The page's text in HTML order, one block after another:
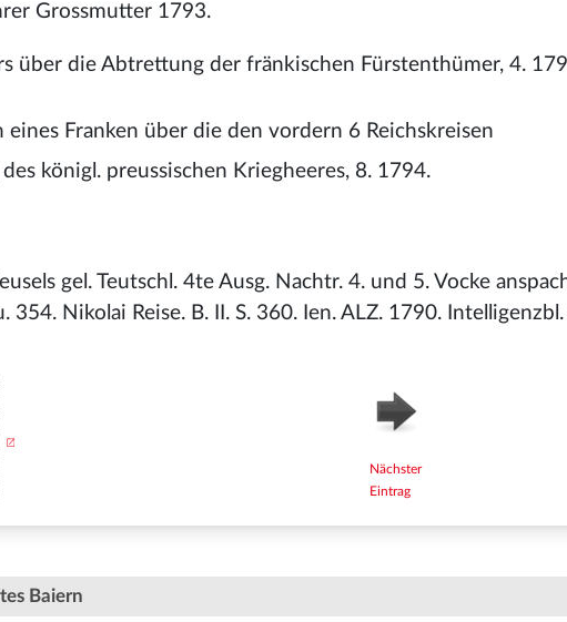
Grossmutter 1793.
über die Abtrettung der fränkischen Fürstenthümer, 4.
Franken über die den vordern 6 Reichskreisen
königl. preussischen Kriegheeres, 8. 1794.
gel. Teutschl. 4te Ausg. Nachtr. 4. und 5. Vocke
354. Nikolai Reise. B. II. S. 360. Ien. ALZ. 1790. Intelligenzbl.
Nächster
Eintrag
Baiern